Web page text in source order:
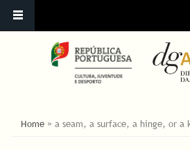
ESTÁ AQUI
Home » a seam, a surface, a hinge, or a